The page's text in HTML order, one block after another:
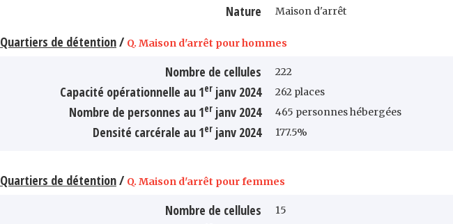
Nature Maison d'arrêt
Quartiers de détention/ Q. Maison d'arrêt pour hommes
Nombre de cellules 222
Capacité opérationnelle au 1er janv 2024 262 places
Nombre de personnes au 1er janv 2024 465 personnes hébergées
Densité carcérale au 1er janv 2024 177.5%
Quartiers de détention/ Q. Maison d'arrêt pour femmes
Nombre de cellules 15